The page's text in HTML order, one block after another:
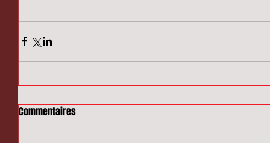
Commentaires